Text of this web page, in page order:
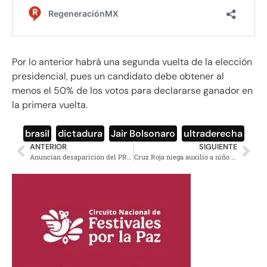
Por lo anterior habrá una segunda vuelta de la elección
presidencial, pues un candidato debe obtener al
menos el 50% de los votos para declararse ganador en
la primera vuelta.
brasil dictadura Jair Bolsonaro ultraderecha
ANTERIOR SIGUIENTE